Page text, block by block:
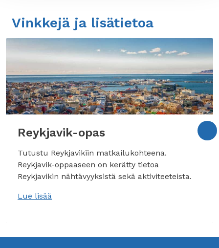
Vinkkejä ja lisätietoa
Reykjavik-opas
Tutustu Reykjavikiin matkailukohteena.
Reykjavik-oppaaseen on kerätty tietoa
Reykjavikin nähtävyyksistä sekä aktiviteeteista.
Lue lisää